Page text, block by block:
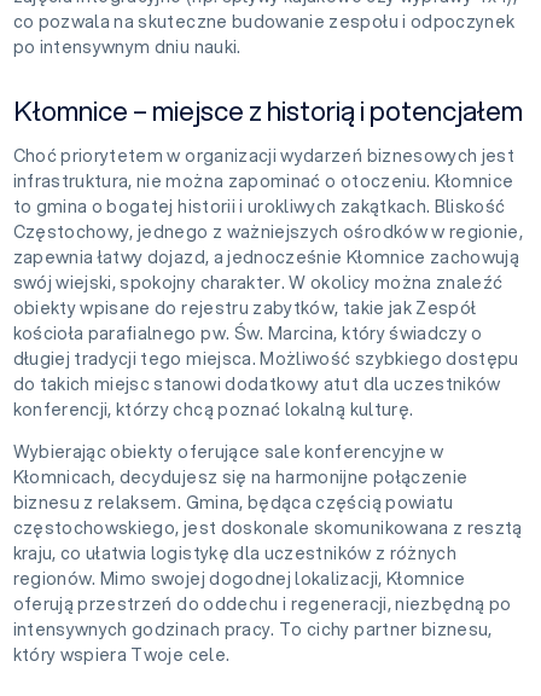
co pozwala na skuteczne budowanie zespołu i odpoczynek
po intensywnym dniu nauki.
Kłomnice – miejsce z historią i potencjałem
Choć priorytetem w organizacji wydarzeń biznesowych jest
infrastruktura, nie można zapominać o otoczeniu. Kłomnice
to gmina o bogatej historii i urokliwych zakątkach. Bliskość
Częstochowy, jednego z ważniejszych ośrodków w regionie,
zapewnia łatwy dojazd, a jednocześnie Kłomnice zachowują
swój wiejski, spokojny charakter. W okolicy można znaleźć
obiekty wpisane do rejestru zabytków, takie jak Zespół
kościoła parafialnego pw. Św. Marcina, który świadczy o
długiej tradycji tego miejsca. Możliwość szybkiego dostępu
do takich miejsc stanowi dodatkowy atut dla uczestników
konferencji, którzy chcą poznać lokalną kulturę.
Wybierając obiekty oferujące sale konferencyjne w
Kłomnicach, decydujesz się na harmonijne połączenie
biznesu z relaksem. Gmina, będąca częścią powiatu
częstochowskiego, jest doskonale skomunikowana z resztą
kraju, co ułatwia logistykę dla uczestników z różnych
regionów. Mimo swojej dogodnej lokalizacji, Kłomnice
oferują przestrzeń do oddechu i regeneracji, niezbędną po
intensywnych godzinach pracy. To cichy partner biznesu,
który wspiera Twoje cele.